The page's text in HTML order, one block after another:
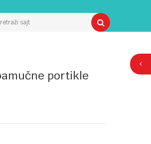
sajt
portikle